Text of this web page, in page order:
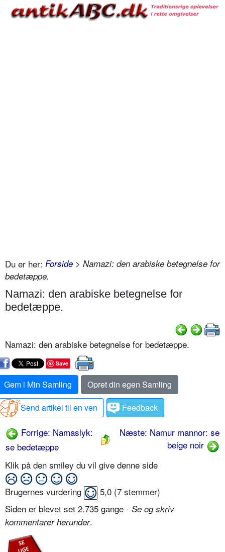
Du er her: Forside > Namazi: den arabiske betegnelse for
bedetæppe.
Namazi: den arabiske betegnelse for
bedetæppe.
Namazi: den arabiske betegnelse for bedetæppe.
Save
Gem i Min Samling
Opret din egen Samling
Send artikel til en ven
Feedback
Forrige: Namaslyk:
se bedetæppe
Næste: Namur mannor: se
beige noir
Klik på den smiley du vil give denne side
Brugernes vurdering 5,0 (7 stemmer)
Siden er blevet set 2.735 gange - Se og skriv
kommentarer herunder.